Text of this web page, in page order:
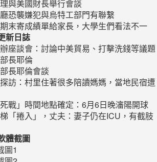
與美國財長舉行會談
恐襲嫌犯與烏特工部門有聯繫
末寄成績單給家長，大學生們看法不一
新日誌
座談會：討論中美貿易、打擊洗錢等議題
長耶倫
長耶倫會談
訪：村里住著很多陪讀媽媽，當地民宿遭
戰」時間地點確定：6月6日晚瀋陽開球
「捲入」，丈夫：妻子仍在ICU，有截肢
體截圖
圖1